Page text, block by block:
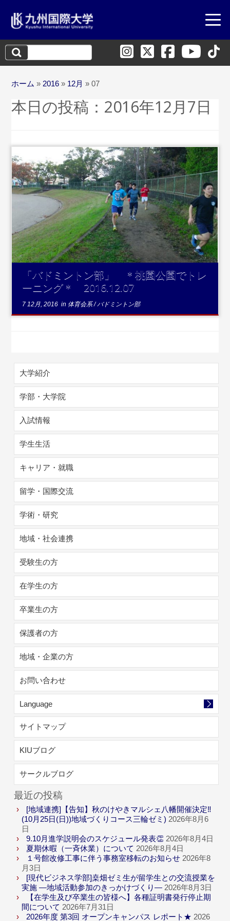
検
索:
ホーム » 2016 » 12月 » 07
本日の投稿： 2016年12月7日
...
続きを読む
「バドミントン部」 ＊桃園公園でトレ
ーニング＊ 2016.12.07
7 12月, 2016 in 体育会系/バドミントン部
大学紹介
学部・大学院
入試情報
学生生活
キャリア・就職
留学・国際交流
学術・研究
地域・社会連携
受験生の方
在学生の方
卒業生の方
保護者の方
地域・企業の方
お問い合わせ
Language
サイトマップ
KIUブログ
サークルブログ
最近の投稿
[地域連携]【告知】秋のけやきマルシェ八幡開催決定‼
(10月25日(日))地域づくりコース三輪ゼミ) 2026年8月6
日
9.10月進学説明会のスケジュール発表👏 2026年8月4日
夏期休暇（一斉休業）について 2026年8月4日
１号館改修工事に伴う事務室移転のお知らせ 2026年8
月3日
[現代ビジネス学部]桒畑ゼミ生が留学生との交流授業を
実施 ―地域活動参加のきっかけづくり― 2026年8月3日
【在学生及び卒業生の皆様へ】各種証明書発行停止期
間について 2026年7月31日
2026年度 第3回 オープンキャンパス レポート★ 2026